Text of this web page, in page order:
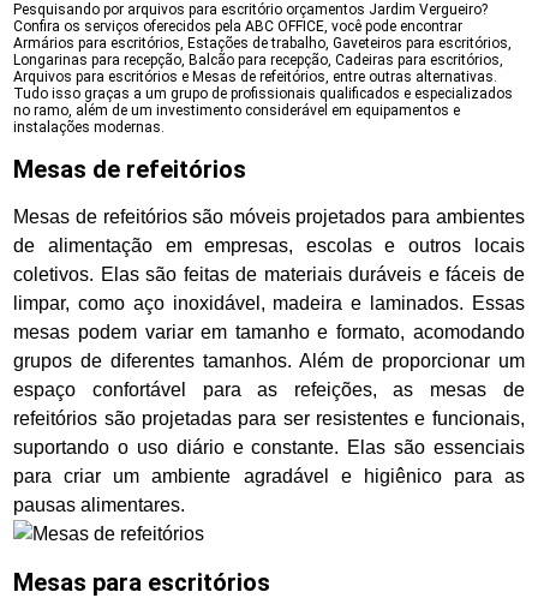
Pesquisando por arquivos para escritório orçamentos Jardim Vergueiro?
Confira os serviços oferecidos pela ABC OFFICE, você pode encontrar
Armários para escritórios, Estações de trabalho, Gaveteiros para escritórios,
Longarinas para recepção, Balcão para recepção, Cadeiras para escritórios,
Arquivos para escritórios e Mesas de refeitórios, entre outras alternativas.
Tudo isso graças a um grupo de profissionais qualificados e especializados
no ramo, além de um investimento considerável em equipamentos e
instalações modernas.
Mesas de refeitórios
Mesas de refeitórios são móveis projetados para ambientes
de alimentação em empresas, escolas e outros locais
coletivos. Elas são feitas de materiais duráveis e fáceis de
limpar, como aço inoxidável, madeira e laminados. Essas
mesas podem variar em tamanho e formato, acomodando
grupos de diferentes tamanhos. Além de proporcionar um
espaço confortável para as refeições, as mesas de
refeitórios são projetadas para ser resistentes e funcionais,
suportando o uso diário e constante. Elas são essenciais
para criar um ambiente agradável e higiênico para as
pausas alimentares.
Mesas para escritórios